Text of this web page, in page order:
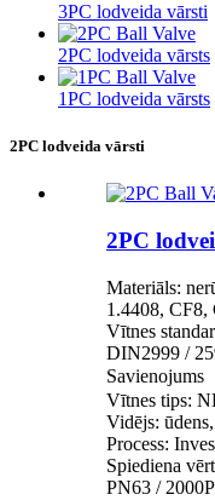
3PC lodveida vārsti
2PC lodveida vārsts
1PC lodveida vārsts
2PC lodveida vārsti
2PC
Materiāls:
1.4408, CF8,
Vītnes
DIN2999 /
Savienojums
Vītnes tips:
Vidējs:
Process:
Spiediena
PN63 /